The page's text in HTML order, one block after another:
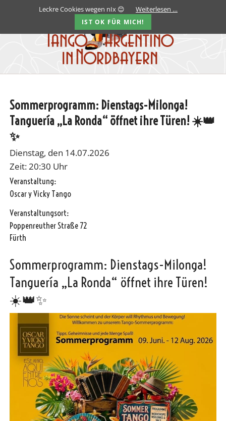
Sommerprogramm: Dienstags-Milonga!
Tanguería „La Ronda“ öffnet ihre Türen! ☀️👑
✨
Dienstag, den 14.07.2026
Zeit: 20:30 Uhr
Veranstaltung:
Oscar y Vicky Tango
Veranstaltungsort:
Poppenreuther Straße 72
Fürth
Sommerprogramm: Dienstags-Milonga!
Tanguería „La Ronda“ öffnet ihre Türen!
☀️👑✨
Leckre Cookies wegen nIx 😊 Weiterlesen …
IST OK FÜR MICH!